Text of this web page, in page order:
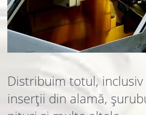
Distribuim totul, inclusiv
inserții din alamă,